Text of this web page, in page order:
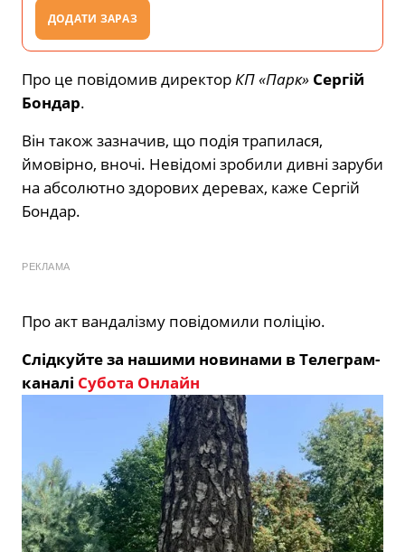
ДОДАТИ ЗАРАЗ
Про це повідомив директорКП «Парк» Сергій
Бондар.
Він також зазначив, що подія трапилася,
ймовірно, вночі. Невідомі зробили дивні заруби
на абсолютно здорових деревах, каже Сергій
Бондар.
РЕКЛАМА
Про акт вандалізму повідомили поліцію.
Слідкуйте за нашими новинами в Телеграм-
каналі Субота Онлайн